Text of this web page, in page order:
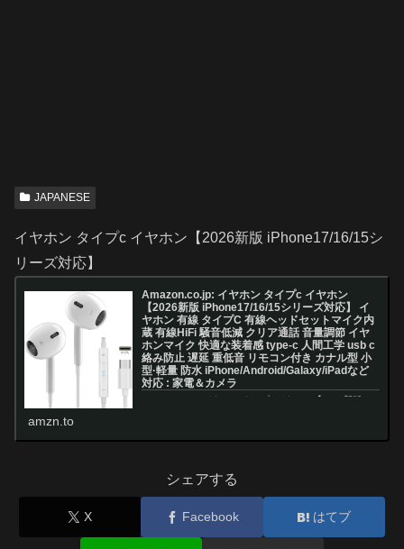
JAPANESE
イヤホン タイプc イヤホン【2026新版 iPhone17/16/15シ
リーズ対応】
Amazon.co.jp: イヤホン タイプc イヤホン
【2026新版 iPhone17/16/15シリーズ対応】 イ
ヤホン 有線 タイプC 有線ヘッドセットマイク内
蔵 有線HiFi 騒音低減 クリア通話 音量調節 イヤ
ホンマイク 快適な装着感 type-c 人間工学 usb c
絡み防止 遅延 重低音 リモコン付き カナル型 小
型·軽量 防水 iPhone/Android/Galaxy/iPadなど
対応 : 家電＆カメラ
Amazon.co.jp: イヤホン タイプc イヤホン【2026新版
amzn.to
シェアする
X Facebook はてブ